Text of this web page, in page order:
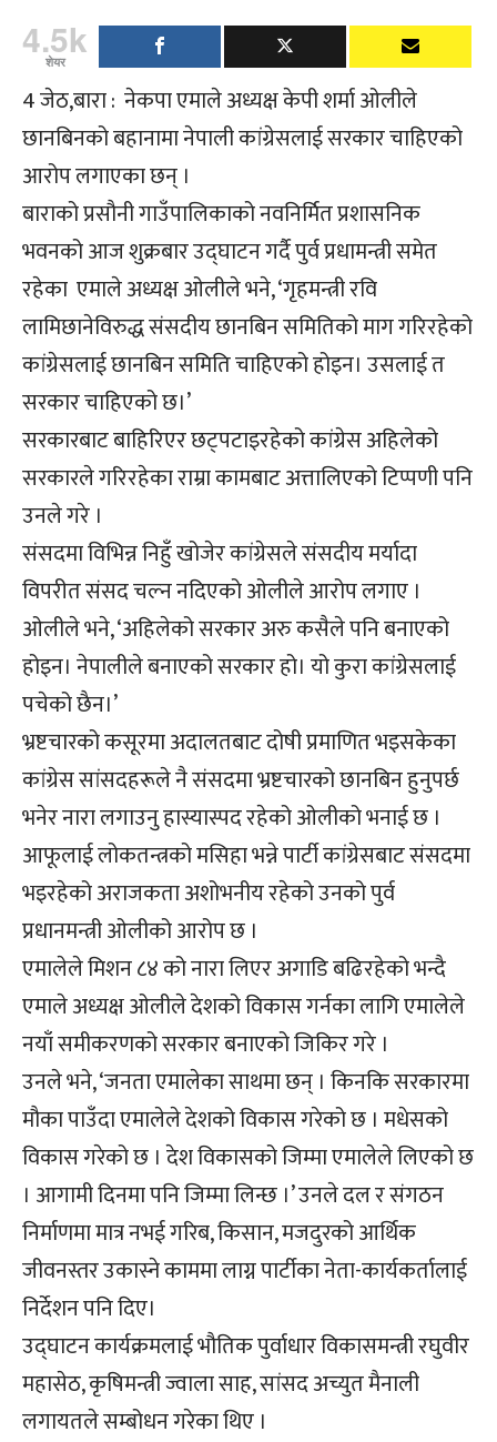
4.5k
शेयर
4 जेठ,बारा : नेकपा एमाले अध्यक्ष केपी शर्मा ओलीले
छानबिनको बहानामा नेपाली कांग्रेसलाई सरकार चाहिएको
आरोप लगाएका छन् ।
बाराको प्रसौनी गाउँपालिकाको नवनिर्मित प्रशासनिक
भवनको आज शुक्रबार उद्‍घाटन गर्दै पुर्व प्रधामन्त्री समेत
रहेका एमाले अध्यक्ष ओलीले भने, ‘गृहमन्त्री रवि
लामिछानेविरुद्ध संसदीय छानबिन समितिको माग गरिरहेको
कांग्रेसलाई छानबिन समिति चाहिएको होइन। उसलाई त
सरकार चाहिएको छ।’
सरकारबाट बाहिरिएर छट्पटाइरहेको कांग्रेस अहिलेको
सरकारले गरिरहेका राम्रा कामबाट अत्तालिएको टिप्पणी पनि
उनले गरे ।
संसदमा विभिन्न निहुँ खोजेर कांग्रेसले संसदीय मर्यादा
विपरीत संसद चल्न नदिएको ओलीले आरोप लगाए ।
ओलीले भने, ‘अहिलेको सरकार अरु कसैले पनि बनाएको
होइन। नेपालीले बनाएको सरकार हो। यो कुरा कांग्रेसलाई
पचेको छैन।’
भ्रष्टचारको कसूरमा अदालतबाट दोषी प्रमाणित भइसकेका
कांग्रेस सांसदहरूले नै संसदमा भ्रष्टचारको छानबिन हुनुपर्छ
भनेर नारा लगाउनु हास्यास्पद रहेको ओलीको भनाई छ ।
आफूलाई लोकतन्त्रको मसिहा भन्ने पार्टी कांग्रेसबाट संसदमा
भइरहेको अराजकता अशोभनीय रहेको उनको पुर्व
प्रधानमन्त्री ओलीको आरोप छ ।
एमालेले मिशन ८४ को नारा लिएर अगाडि बढिरहेको भन्दै
एमाले अध्यक्ष ओलीले देशको विकास गर्नका लागि एमालेले
नयाँ समीकरणको सरकार बनाएको जिकिर गरे ।
उनले भने, ‘जनता एमालेका साथमा छन् । किनकि सरकारमा
मौका पाउँदा एमालेले देशको विकास गरेको छ । मधेसको
विकास गरेको छ । देश विकासको जिम्मा एमालेले लिएको छ
। आगामी दिनमा पनि जिम्मा लिन्छ ।’ उनले दल र संगठन
निर्माणमा मात्र नभई गरिब, किसान, मजदुरको आर्थिक
जीवनस्तर उकास्ने काममा लाग्न पार्टीका नेता-कार्यकर्तालाई
निर्देशन पनि दिए।
उद्घाटन कार्यक्रमलाई भौतिक पुर्वाधार विकासमन्त्री रघुवीर
महासेठ, कृषिमन्त्री ज्वाला साह, सांसद अच्युत मैनाली
लगायतले सम्बोधन गरेका थिए ।